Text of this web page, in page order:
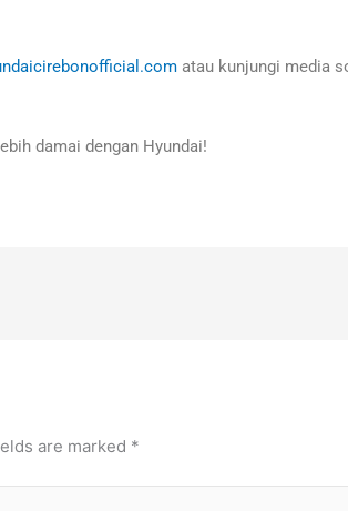
atau kunjungi media
damai dengan Hyundai!
are marked *